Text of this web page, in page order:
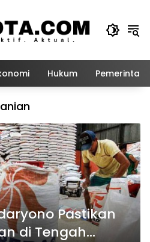
Hukum
Pastikan
di Tengah